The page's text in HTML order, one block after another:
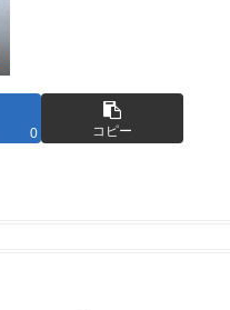
0 コピー